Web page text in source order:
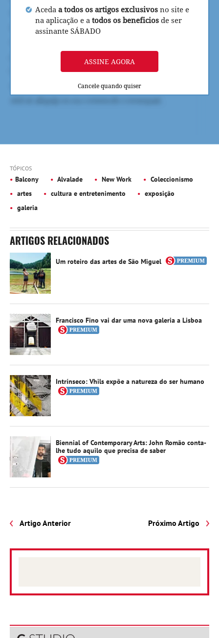
Aceda a todos os artigos exclusivos no site e
na aplicação e a todos os beneficios de ser
assinante SÁBADO
ASSINE AGORA
Cancele quando quiser
TÓPICOS
Balcony Alvalade New Work
Coleccionismo
artes
cultura e entretenimento
exposição
galeria
ARTIGOS RELACIONADOS
Um roteiro das artes de São Miguel
Francisco Fino vai dar uma nova galeria a Lisboa
Intrínseco: Vhils expõe a natureza do ser humano
Biennial of Contemporary Arts: John Romão conta-
lhe tudo aquilo que precisa de saber
Artigo Anterior Próximo Artigo